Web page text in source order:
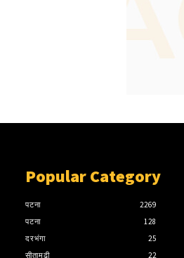
Popular Category
पटना
2269
पटना
128
दरभंगा
25
सीतामढ़ी
22